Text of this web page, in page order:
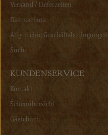
Versand / Lieferzeiten
Datenschutz
Allgemeine Geschäftsbedingungen
Suche
KUNDENSERVICE
Kontakt
Seitenübersicht
Gästebuch